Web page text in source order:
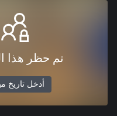
تم حظر هذا
أدخل تاريخ